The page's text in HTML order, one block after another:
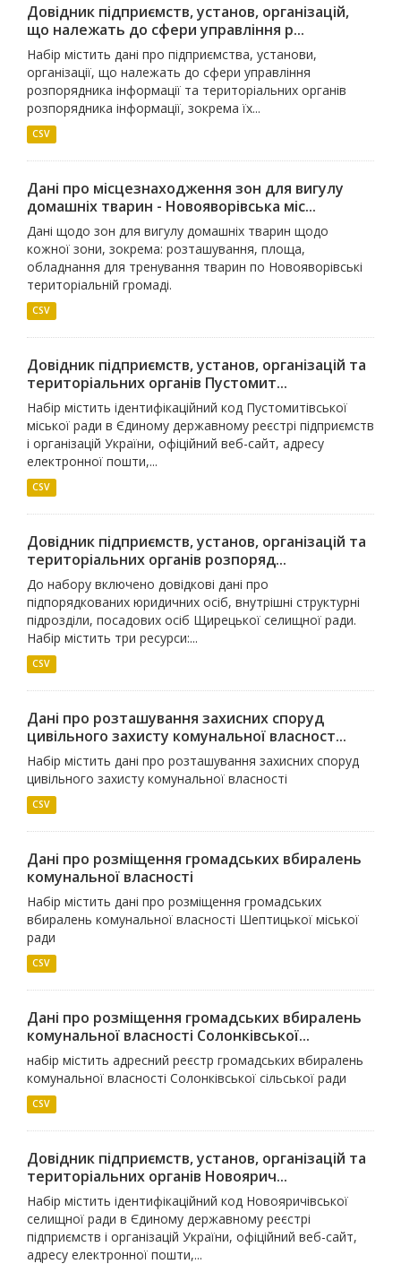
Довідник підприємств, установ, організацій,
що належать до сфери управління р...
Набір містить дані про підприємства, установи,
організації, що належать до сфери управління
розпорядника інформації та територіальних органів
розпорядника інформації, зокрема їх...
CSV
Дані про місцезнаходження зон для вигулу
домашніх тварин - Новояворівська міс...
Дані щодо зон для вигулу домашніх тварин щодо
кожної зони, зокрема: розташування, площа,
обладнання для тренування тварин по Новояворівські
територіальній громаді.
CSV
Довідник підприємств, установ, організацій та
територіальних органів Пустомит...
Набір містить ідентифікаційний код Пустомитівської
міської ради в Єдиному державному реєстрі підприємств
і організацій України, офіційний веб-сайт, адресу
електронної пошти,...
CSV
Довідник підприємств, установ, організацій та
територіальних органів розпоряд...
До набору включено довідкові дані про
підпорядкованих юридичних осіб, внутрішні структурні
підрозділи, посадових осіб Щирецької селищної ради.
Набір містить три ресурси:...
CSV
Дані про розташування захисних споруд
цивільного захисту комунальної власност...
Набір містить дані про розташування захисних споруд
цивільного захисту комунальної власності
CSV
Дані про розміщення громадських вбиралень
комунальної власності
Набір містить дані про розміщення громадських
вбиралень комунальної власності Шептицької міської
ради
CSV
Дані про розміщення громадських вбиралень
комунальної власності Солонківської...
набір містить адресний реєстр громадських вбиралень
комунальної власності Солонківської сільської ради
CSV
Довідник підприємств, установ, організацій та
територіальних органів Новоярич...
Набір містить ідентифікаційний код Новояричівської
селищної ради в Єдиному державному реєстрі
підприємств і організацій України, офіційний веб-сайт,
адресу електронної пошти,...